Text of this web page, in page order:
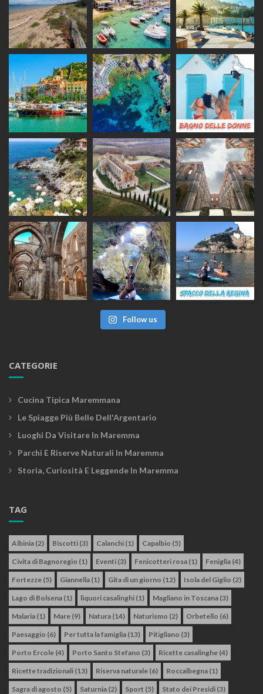
Follow us
CATEGORIE
Cucina Tipica Maremmana
Le Spiagge Più Belle Dell'Argentario
Luoghi Da Visitare In Maremma
Parchi E Riserve Naturali In Maremma
Storia, Curiosità E Leggende In Maremma
TAG
Albinia (2) Biscotti (3) Calanchi (1) Capalbio (5)
Civita di Bagnoregio (1) Eventi (3) Fenicotteri rosa (1) Feniglia (4)
Fortezze (5) Giannella (1) Gita di un giorno (12) Isola del Giglio (2)
Lago di Bolsena (1) liquori casalinghi (1) Magliano in Toscana (3)
Malaria (1) Mare (9) Natura (14) Naturismo (2) Orbetello (6)
Paesaggio (6) Per tutta la famiglia (13) Pitigliano (3)
Porto Ercole (4) Porto Santo Stefano (3) Ricette casalinghe (4)
Ricette tradizionali (13) Riserva naturale (6) Roccalbegna (1)
Sagra di agosto (5) Saturnia (2) Sport (5) Stato dei Presidi (3)